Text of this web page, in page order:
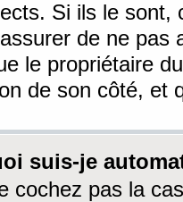
Si ils le sont,
de ne pas
le propriétaire
de son côté, et
suis-je
cochez pas la